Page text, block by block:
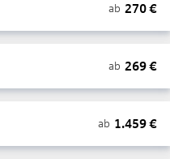
ab 270€
ab 269€
ab 1.459€